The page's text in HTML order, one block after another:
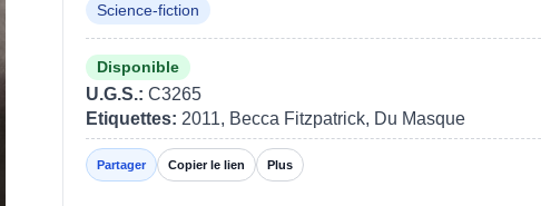
Science-fiction
Disponible
U.G.S.: C3265
Etiquettes: 2011, Becca Fitzpatrick, Du Masque
Partager Copier le lien Plus